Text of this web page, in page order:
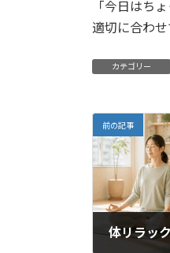
「今日はち
適切に合わせ
カテゴリー
前の記事